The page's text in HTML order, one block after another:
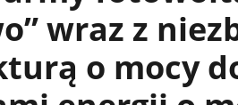
wraz z
o mocy